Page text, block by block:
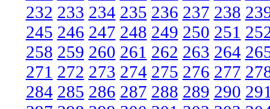
232 233 234 235 236 237 238
245 246 247 248 249 250 251
258 259 260 261 262 263 264
271 272 273 274 275 276 277
284 285 286 287 288 289 290